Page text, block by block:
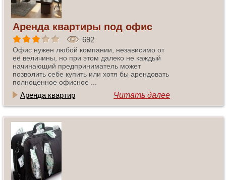
Аренда квартиры под офис
692
Офис нужен любой компании, независимо от
её величины, но при этом далеко не каждый
начинающий предприниматель может
позволить себе купить или хотя бы арендовать
полноценное офисное ...
Аренда квартир Читать далее